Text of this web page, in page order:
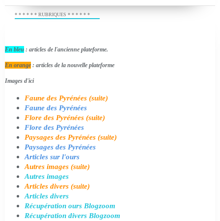
* * * * * * RUBRIQUES * * * * * *
En bleu : articles de l'ancienne plateforme.
En orange : articles de la nouvelle plateforme
Images d'ici
Faune des Pyrénées (suite)
Faune des Pyrénées
Flore des Pyrénées (suite)
Flore des Pyrénées
Paysages des Pyrénées (suite)
Paysages des Pyrénées
Articles sur l'ours
Autres images (suite)
Autres images
Articles divers (suite)
Articles divers
Récupération ours Blogzoom
Récupération divers Blogzoom